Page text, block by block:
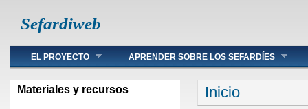
Sefardiweb
Main menu
EL PROYECTO APRENDER SOBRE LOS SEFARDÍES
Materiales y recursos Se encuentra
Inicio